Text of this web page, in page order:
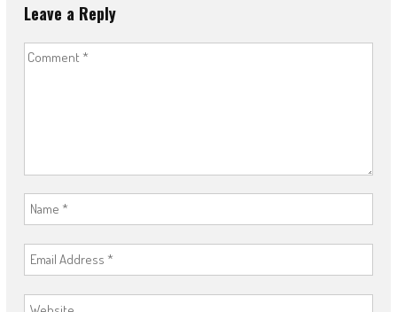
Leave a Reply